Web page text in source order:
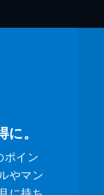
。
ポイン
やマン